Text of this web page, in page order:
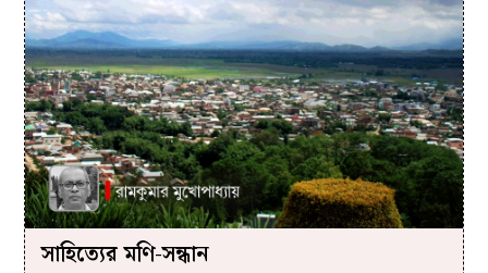
সাহিত্যের মণি-সন্ধান